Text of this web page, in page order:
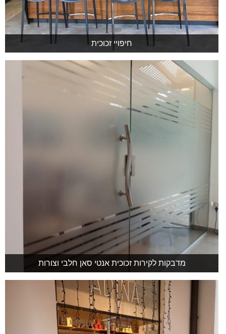
חיפויי זכוכית
מדבקות לקירות זכוכית אנטי סאן חלבי וצורות